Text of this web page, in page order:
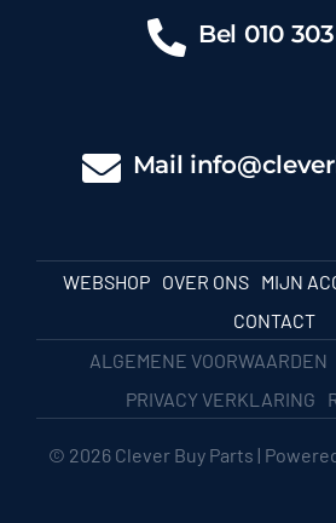
Bel 010
Mail
WEBSHOP OVER ONS MIJN
CONTACT
ALGEMENE VOORWAARDEN
PRIVACY VERKLARING
© 2026 Clever Buy Parts |